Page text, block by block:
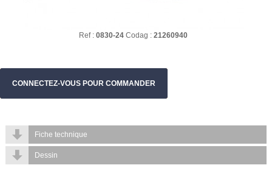
Ref :0830-24 Codag :21260940
CONNECTEZ-VOUS POUR COMMANDER
Fiche technique
Dessin